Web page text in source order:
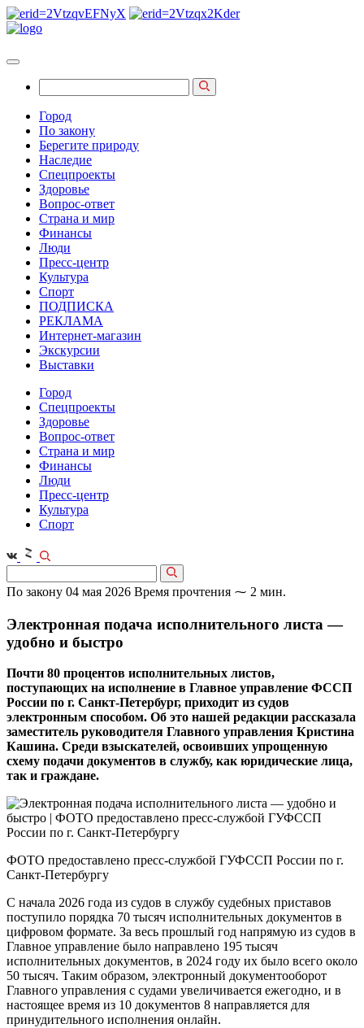
Город
По закону
Берегите природу
Наследие
Спецпроекты
Здоровье
Вопрос-ответ
Страна и мир
Финансы
Люди
Пресс-центр
Культура
Спорт
ПОДПИСКА
РЕКЛАМА
Интернет-магазин
Экскурсии
Выставки
Город
Спецпроекты
Здоровье
Вопрос-ответ
Страна и мир
Финансы
Люди
Пресс-центр
Культура
Спорт
По закону 04 мая 2026 Время прочтения ⁓ 2 мин.
Электронная подача исполнительного листа —
удобно и быстро
Почти 80 процентов исполнительных листов,
поступающих на исполнение в Главное управление ФССП
России по г. Санкт-Петербург, приходит из судов
электронным способом. Об это нашей редакции рассказала
заместитель руководителя Главного управления Кристина
Кашина. Среди взыскателей, освоивших упрощенную
схему подачи документов в службу, как юридические лица,
так и граждане.
ФОТО предоставлено пресс-службой ГУФССП России по г.
Санкт-Петербургу
С начала 2026 года из судов в службу судебных приставов
поступило порядка 70 тысяч исполнительных документов в
цифровом формате. За весь прошлый год напрямую из судов в
Главное управление было направлено 195 тысяч
исполнительных документов, в 2024 году их было всего около
50 тысяч. Таким образом, электронный документооборот
Главного управления с судами увеличивается ежегодно, и в
настоящее время из 10 документов 8 направляется для
принудительного исполнения онлайн.